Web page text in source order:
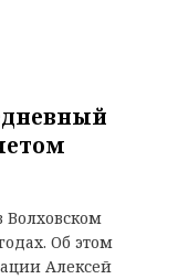
Волховском
Об этом
Алексей